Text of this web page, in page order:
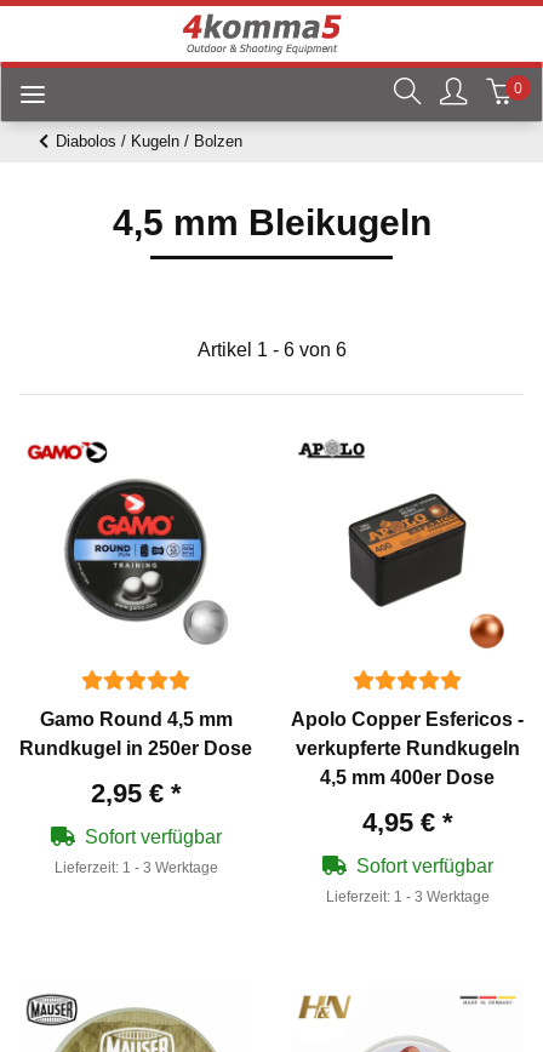
0
Diabolos / Kugeln / Bolzen
4,5 mm Bleikugeln
Artikel 1 - 6 von 6
Gamo Round 4,5 mm
Rundkugel in 250er Dose
2,95 € *
Sofort verfügbar
Lieferzeit: 1 - 3 Werktage
Apolo Copper Esfericos -
verkupferte Rundkugeln
4,5 mm 400er Dose
4,95 € *
Sofort verfügbar
Lieferzeit: 1 - 3 Werktage